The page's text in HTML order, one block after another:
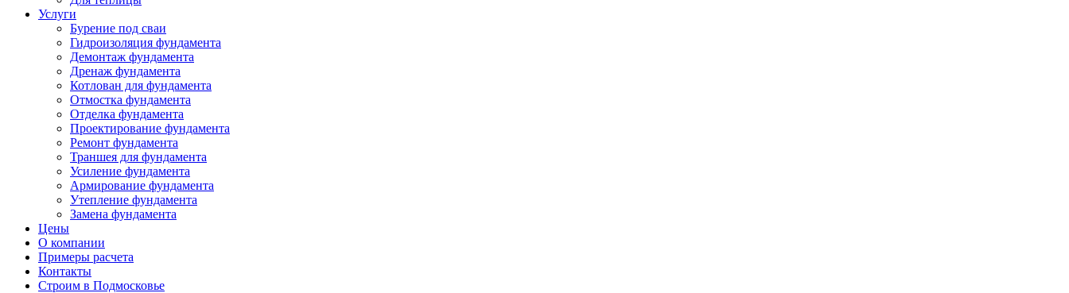
Услуги
Бурение под сваи
Гидроизоляция фундамента
Демонтаж фундамента
Дренаж фундамента
Котлован для фундамента
Отмостка фундамента
Отделка фундамента
Проектирование фундамента
Ремонт фундамента
Траншея для фундамента
Усиление фундамента
Армирование фундамента
Утепление фундамента
Замена фундамента
Цены
О компании
Примеры расчета
Контакты
Строим в Подмосковье